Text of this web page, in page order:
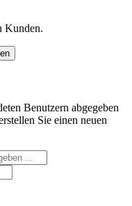
Kunden.
Benutzern abgegeben
Sie einen neuen